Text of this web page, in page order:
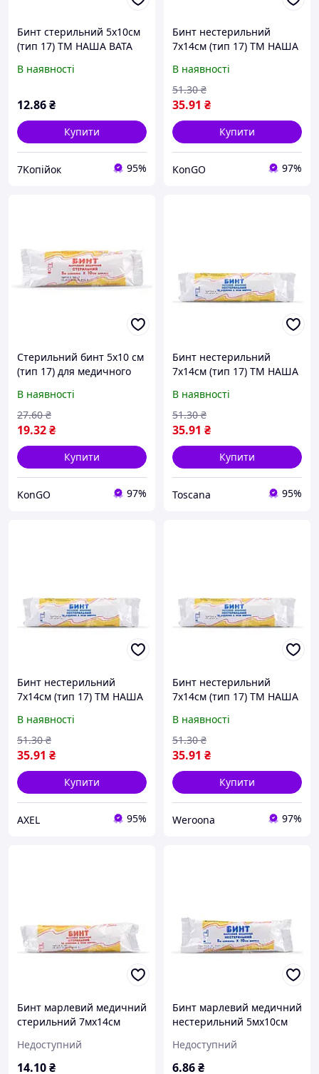
Бинт стерильний 5х10см
(тип 17) ТМ НАША ВАТА
В наявності
12.86₴
Купити
7Koпійок 95%
Бинт нестерильний
7х14см (тип 17) ТМ НАША
В наявності
35.91 ₴
51.30 ₴
Купити
KonGO 97%
Стерильний бинт 5х10 см
(тип 17) для медичного
ВАТА "Kg"
В наявності
19.32₴
27.60 ₴
Купити
KonGO 97%
Бинт нестерильний
7х14см (тип 17) ТМ НАША
В наявності
35.91 ₴
51.30 ₴
Купити
Toscana 95%
Бинт нестерильний
7х14см (тип 17) ТМ НАША
В наявності
35.91 ₴
51.30 ₴
Купити
AXEL 95%
Бинт нестерильний
7х14см (тип 17) ТМ НАША
В наявності
35.91 ₴
51.30 ₴
Купити
Weroona 97%
Бинт марлевий медичний
стерильний 7мх14см
Недоступний
14.10₴
Бинт марлевий медичний
нестерильний 5мх10см
Недоступний
6.86₴